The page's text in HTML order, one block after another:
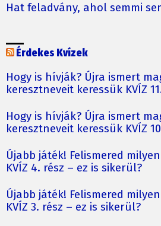
Hat feladvány, ahol semmi
Érdekes Kvízek
Hogy is hívják? Újra ismert
keresztneveit keressük KVÍZ
Hogy is hívják? Újra ismert
keresztneveit keressük KVÍZ
Újabb játék! Felismered
KVÍZ 4. rész – ez is sikerül?
Újabb játék! Felismered
KVÍZ 3. rész – ez is sikerül?